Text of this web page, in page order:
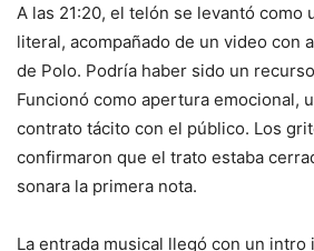
A las 21:20, el telón se levantó como
literal, acompañado de un video con
de Polo. Podría haber sido un
Funcionó como apertura emocional,
contrato tácito con el público. Los
confirmaron que el trato estaba
sonara la primera nota.
La entrada musical llegó con un intro